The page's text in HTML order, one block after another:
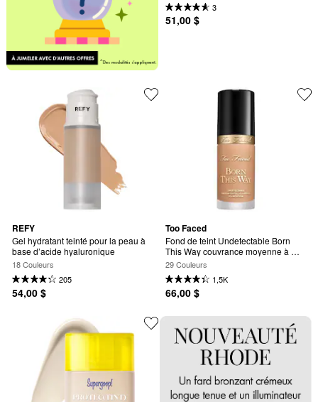
3
51,00 $
REFY
Gel hydratant teinté pour la peau à
base d’acide hyaluronique
18 Couleurs
205
54,00 $
Too Faced
Fond de teint Undetectable Born
This Way couvrance moyenne à
totale
29 Couleurs
1,5K
66,00 $